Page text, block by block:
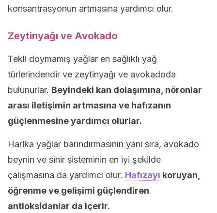
konsantrasyonun artmasına yardımcı olur.
Zeytinyağı ve Avokado
Tekli doymamış yağlar en sağlıklı yağ
türlerindendir ve zeytinyağı ve avokadoda
bulunurlar. Beyindeki kan dolaşımına, nöronlar
arası iletişimin artmasına ve hafızanın
güçlenmesine yardımcı olurlar.
Harika yağlar barındırmasının yanı sıra, avokado
beynin ve sinir sisteminin en iyi şekilde
çalışmasına da yardımcı olur. Hafızayı koruyan,
öğrenme ve gelişimi güçlendiren
antioksidanlar da içerir.